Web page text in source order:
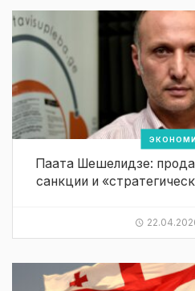
Паата Шешелидзе:
санкции и